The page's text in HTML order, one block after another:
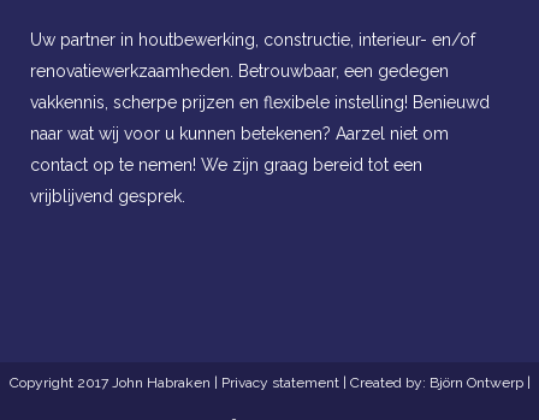
Uw partner in houtbewerking, constructie, interieur- en/of
renovatiewerkzaamheden. Betrouwbaar, een gedegen
vakkennis, scherpe prijzen en flexibele instelling! Benieuwd
naar wat wij voor u kunnen betekenen? Aarzel niet om
contact op te nemen! We zijn graag bereid tot een
vrijblijvend gesprek.
Copyright 2017 John Habraken | Privacy statement| Created by: Björn Ontwerp|